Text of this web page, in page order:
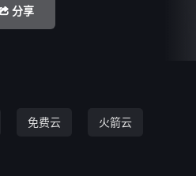
分享
免费云 火箭云